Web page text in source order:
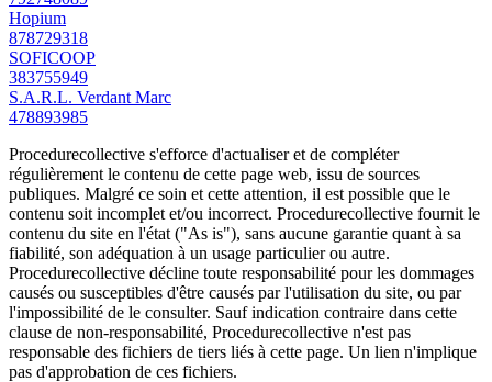
Hopium
878729318
SOFICOOP
383755949
S.A.R.L. Verdant Marc
478893985
Procedurecollective s'efforce d'actualiser et de compléter
régulièrement le contenu de cette page web, issu de sources
publiques. Malgré ce soin et cette attention, il est possible que le
contenu soit incomplet et/ou incorrect. Procedurecollective fournit le
contenu du site en l'état ("As is"), sans aucune garantie quant à sa
fiabilité, son adéquation à un usage particulier ou autre.
Procedurecollective décline toute responsabilité pour les dommages
causés ou susceptibles d'être causés par l'utilisation du site, ou par
l'impossibilité de le consulter. Sauf indication contraire dans cette
clause de non-responsabilité, Procedurecollective n'est pas
responsable des fichiers de tiers liés à cette page. Un lien n'implique
pas d'approbation de ces fichiers.